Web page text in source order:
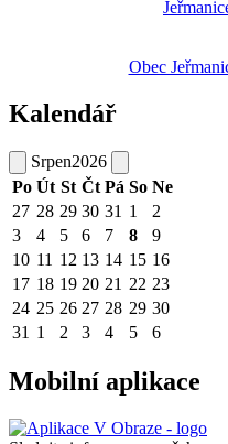
Obec
Kalendář
Srpen2026
Po Út St Čt Pá So Ne
27 28 29 30 31 1
2
3
4 5 6 7 8
9
10 11 12 13 14 15 16
17 18 19 20 21 22 23
24 25 26 27 28 29 30
31 1 2 3 4 5 6
Mobilní aplikace